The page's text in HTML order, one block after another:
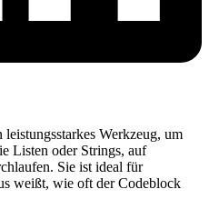
Werkzeug, um
Listen oder Strings, auf
Sie ist ideal für
weißt, wie oft der Codeblock